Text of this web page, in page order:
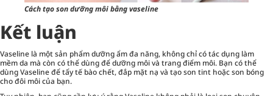
Cách tạo son dưỡng môi bằng vaseline
Kết luận
Vaseline là một sản phẩm dưỡng ẩm đa năng, không chỉ có tác dụng làm
mềm da mà còn có thể dùng để dưỡng môi và trang điểm môi. Bạn có thể
dùng Vaseline để tẩy tế bào chết, đắp mặt nạ và tạo son tint hoặc son bóng
cho đôi môi của bạn.